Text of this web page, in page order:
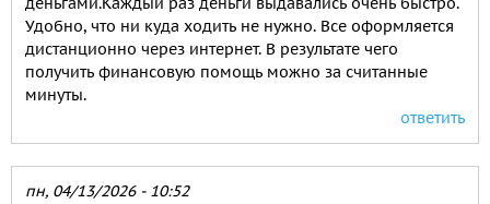
Удобно, что ни куда ходить не нужно. Все оформляется
дистанционно через интернет. В результате чего
получить финансовую помощь можно за считанные
минуты.
ответить
пн, 04/13/2026 - 10:52